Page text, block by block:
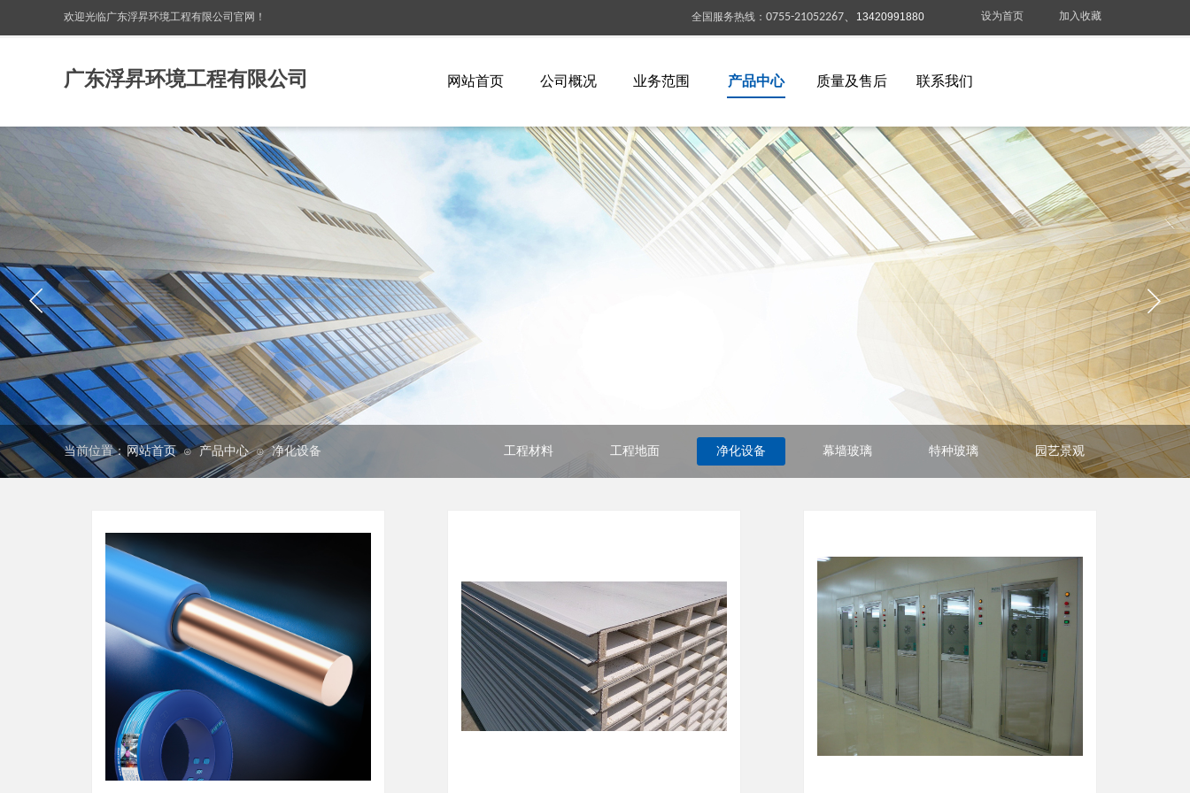
欢迎光临广东浮昇环境工程有限公司 官网！ 设为首页 加入收藏
全国服务热线 ： 0755-21052267、 13420991880
网站首页 公司概况 业务范围 产品中心 质量及售后 联系我们
广东浮昇环境工程有限公司
当前位置： 网站首页 ⊙ 产品中心 ⊙ 净化设备 工程材料 工程地面 净化设备 幕墙玻璃 特种玻璃 园艺景观